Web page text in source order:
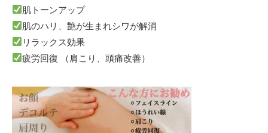
肌トーンアップ
肌のハリ、艶が生まれシワが解消
リラックス効果
疲労回復 （肩こり、頭痛改善）